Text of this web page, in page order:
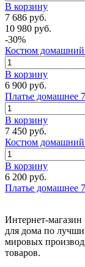
В корзину
7 686 руб.
10 980 руб.
-30%
Костюм
В корзину
6 900 руб.
Платье домашнее
В корзину
7 450 руб.
Костюм
В корзину
6 200 руб.
Платье домашнее
Интернет-
для дома по
мировых
товаров.